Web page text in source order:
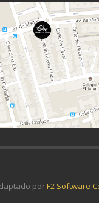
porF2 Software